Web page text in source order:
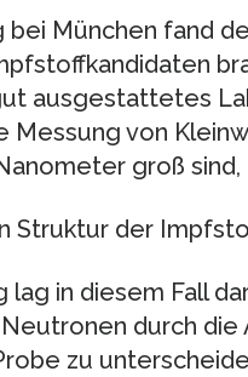
bei München fand
ausgestattetes
Messung von
groß
Struktur der
lag in diesem Fall
durch
zu